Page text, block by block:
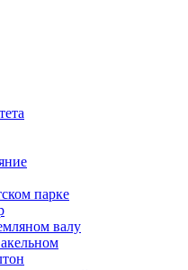
парке
валу